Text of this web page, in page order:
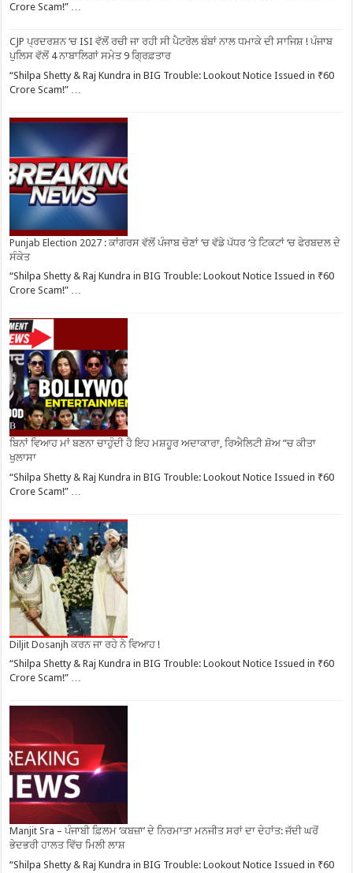
Crore Scam!” …
CJP ਪ੍ਰਦਰਸ਼ਨ ‘ਚ ISI ਵੱਲੋਂ ਰਚੀ ਜਾ ਰਹੀ ਸੀ ਪੈਟਰੋਲ ਬੰਬਾਂ ਨਾਲ ਧਮਾਕੇ ਦੀ ਸਾਜਿਸ਼ ! ਪੰਜਾਬ
ਪੁਲਿਸ ਵੱਲੋਂ 4 ਨਾਬਾਲਿਗਾਂ ਸਮੇਤ 9 ਗ੍ਰਿਫ਼ਤਾਰ
“Shilpa Shetty & Raj Kundra in BIG Trouble: Lookout Notice Issued in ₹60
Crore Scam!” …
Punjab Election 2027 : ਕਾਂਗਰਸ ਵੱਲੋਂ ਪੰਜਾਬ ਚੋਣਾਂ ‘ਚ ਵੱਡੇ ਪੱਧਰ ‘ਤੇ ਟਿਕਟਾਂ ‘ਚ ਫੇਰਬਦਲ ਦੇ
ਸੰਕੇਤ
“Shilpa Shetty & Raj Kundra in BIG Trouble: Lookout Notice Issued in ₹60
Crore Scam!” …
ਬਿਨਾਂ ਵਿਆਹ ਮਾਂ ਬਣਨਾ ਚਾਹੁੰਦੀ ਹੈ ਇਹ ਮਸ਼ਹੂਰ ਅਦਾਕਾਰਾ, ਰਿਐਲਿਟੀ ਸ਼ੋਅ ”ਚ ਕੀਤਾ
ਖੁਲਾਸਾ
“Shilpa Shetty & Raj Kundra in BIG Trouble: Lookout Notice Issued in ₹60
Crore Scam!” …
Diljit Dosanjh ਕਰਨ ਜਾ ਰਹੇ ਨੇ ਵਿਆਹ !
“Shilpa Shetty & Raj Kundra in BIG Trouble: Lookout Notice Issued in ₹60
Crore Scam!” …
Manjit Sra – ਪੰਜਾਬੀ ਫ਼ਿਲਮ ‘ਕਬਜ਼ਾ’ ਦੇ ਨਿਰਮਾਤਾ ਮਨਜੀਤ ਸਰਾਂ ਦਾ ਦੇਹਾਂਤ: ਜੱਦੀ ਘਰੋਂ
ਭੇਦਭਰੀ ਹਾਲਤ ਵਿੱਚ ਮਿਲੀ ਲਾਸ਼
“Shilpa Shetty & Raj Kundra in BIG Trouble: Lookout Notice Issued in ₹60